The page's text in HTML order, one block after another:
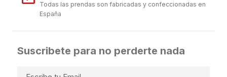
Todas las prendas son fabricadas y confeccionadas en
España
Suscribete para no perderte nada